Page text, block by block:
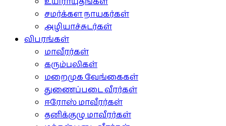
சமர்க்கள நாயகர்கள்
அழியாச்சுடர்கள்
விபரங்கள்
மாவீரர்கள்
கரும்புலிகள்
மறைமுக வேங்கைகள்
துணைப்படை வீரர்கள்
ஈரோஸ் மாவீரர்கள்
தனிக்குழு மாவீரர்கள்